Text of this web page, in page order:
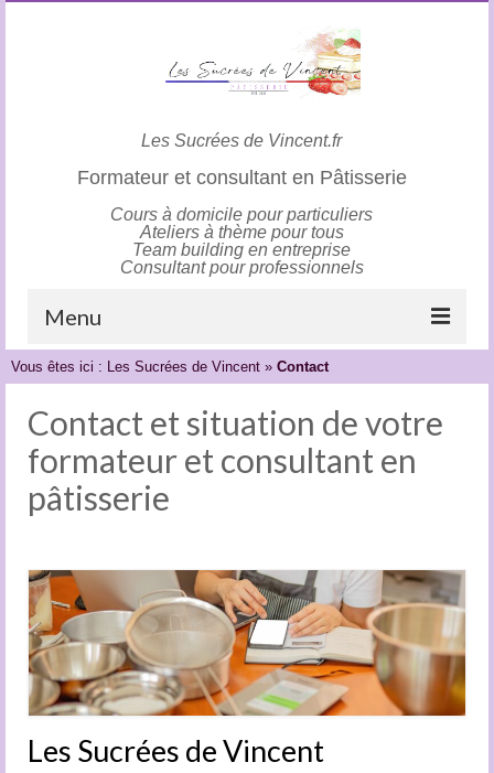
Les Sucrées de Vincent.fr
Formateur et consultant en Pâtisserie
Cours à domicile pour particuliers
Ateliers à thème pour tous
Team building en entreprise
Consultant pour professionnels
Menu
Accueil
Cours à domicile
Ateliers
Team building
Vanille
Le pâtissier
Contact
Les Sucrées de Vincent.be
Vous êtes ici : Les Sucrées de Vincent » Contact
Contact et situation de votre
formateur et consultant en
pâtisserie
Les Sucrées de Vincent